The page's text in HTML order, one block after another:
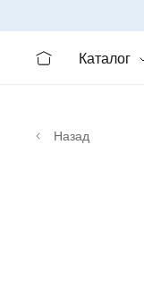
Каталог
Назад